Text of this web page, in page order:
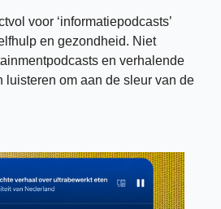
voor ‘informatiepodcasts’
en gezondheid. Niet
en verhalende
luisteren om aan de sleur van de